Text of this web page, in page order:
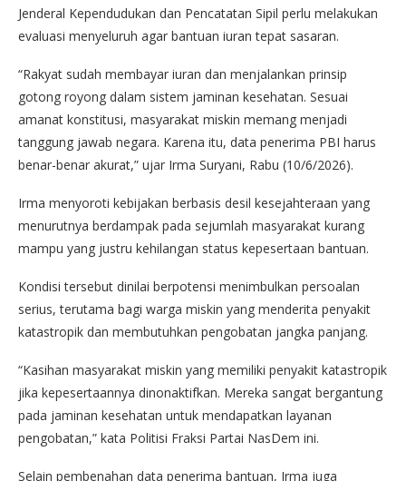
Jenderal Kependudukan dan Pencatatan Sipil perlu melakukan
evaluasi menyeluruh agar bantuan iuran tepat sasaran.
“Rakyat sudah membayar iuran dan menjalankan prinsip
gotong royong dalam sistem jaminan kesehatan. Sesuai
amanat konstitusi, masyarakat miskin memang menjadi
tanggung jawab negara. Karena itu, data penerima PBI harus
benar-benar akurat,” ujar Irma Suryani, Rabu (10/6/2026).
Irma menyoroti kebijakan berbasis desil kesejahteraan yang
menurutnya berdampak pada sejumlah masyarakat kurang
mampu yang justru kehilangan status kepesertaan bantuan.
Kondisi tersebut dinilai berpotensi menimbulkan persoalan
serius, terutama bagi warga miskin yang menderita penyakit
katastropik dan membutuhkan pengobatan jangka panjang.
“Kasihan masyarakat miskin yang memiliki penyakit katastropik
jika kepesertaannya dinonaktifkan. Mereka sangat bergantung
pada jaminan kesehatan untuk mendapatkan layanan
pengobatan,” kata Politisi Fraksi Partai NasDem ini.
Selain pembenahan data penerima bantuan, Irma juga